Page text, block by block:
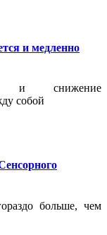
и медленно
и снижение
собой
больше, чем